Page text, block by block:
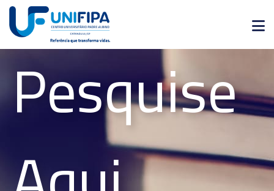
Pós-
Graduação
Extensão
Vestibular
Pesquise